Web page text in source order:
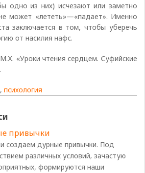
одно из них) исчезают или заметно
может «лететь»—«падает». Именно
заключается в том, чтобы уберечь
от насилия нафс.
«Уроки чтения сердцем. Суфийские
,психология
привычки
создаем дурные привычки. Под
различных условий, зачастую
формируются наши